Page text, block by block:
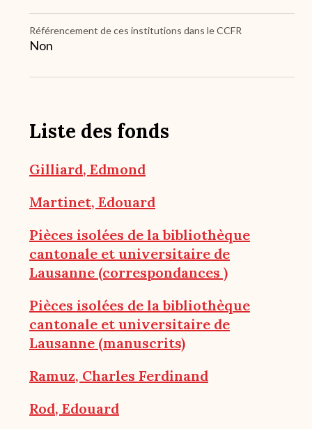
Référencement de ces institutions dans le CCFR
Non
Liste des fonds
Gilliard, Edmond
Martinet, Edouard
Pièces isolées de la bibliothèque
cantonale et universitaire de
Lausanne (correspondances )
Pièces isolées de la bibliothèque
cantonale et universitaire de
Lausanne (manuscrits)
Ramuz, Charles Ferdinand
Rod, Edouard